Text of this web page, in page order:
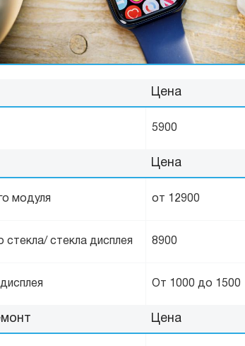
Цена
5900
Цена
модуля от 12900
стекла/ стекла дисплея 8900
От 1000 до 1500
Цена